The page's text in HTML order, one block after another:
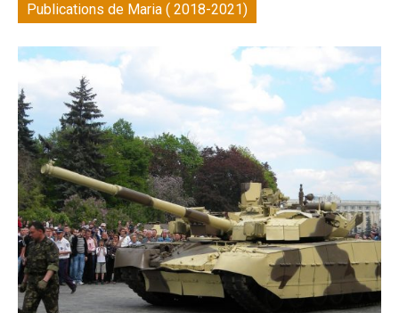
Publications de Maria ( 2018-2021)